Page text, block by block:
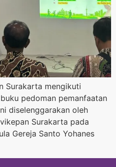
Surakarta mengikuti
pedoman pemanfaatan
diselenggarakan oleh
Surakarta pada
Gereja Santo Yohanes